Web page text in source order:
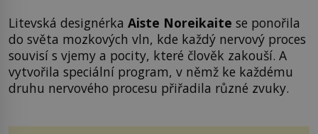
Litevská designérka Aiste Noreikaite se ponořila
do světa mozkových vln, kde každý nervový proces
souvisí s vjemy a pocity, které člověk zakouší. A
vytvořila speciální program, v němž ke každému
druhu nervového procesu přiřadila různé zvuky.